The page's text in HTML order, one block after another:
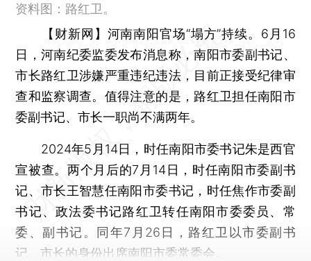
资料图：路红卫。
【财新网】 河南南阳官场“塌方”持续。6月16
日，河南纪委监委发布消息称，南阳市委副书记、
市长路红卫涉嫌严重违纪违法，目前正接受纪律审
查和监察调查。值得注意的是，路红卫担任南阳市
委副书记、市长一职尚不满两年。
2024年5月14日，时任南阳市委书记朱是西官
宣被查。两个月后的7月14日，时任南阳市委副书
记、市长王智慧任南阳市委书记，时任焦作市委副
书记、政法委书记路红卫转任南阳市委委员、常
委、副书记。同年7月26日，路红卫以市委副书
记、市长的身份出席南阳市委常委会。